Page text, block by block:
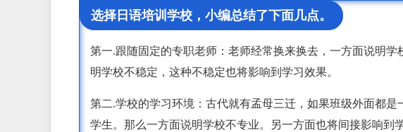
选择日语培训学校，小编总结了下面几点。
第一.跟随固定的专职老师：老师经常换来换去，一方面说明
明学校不稳定，这种不稳定也将影响到学习效果。
第二.学校的学习环境：古代就有孟母三迁，如果班级外面都
学生。那么一方面说明学校不专业。另一方面也将间接影响到